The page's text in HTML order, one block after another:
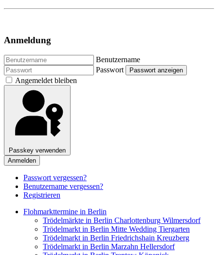
Anmeldung
Benutzername
Passwort
Passwort anzeigen
Angemeldet bleiben
Passkey verwenden
Anmelden
Passwort vergessen?
Benutzername vergessen?
Registrieren
Flohmarkttermine in Berlin
Trödelmärkte in Berlin Charlottenburg Wilmersdorf
Trödelmarkt in Berlin Mitte Wedding Tiergarten
Trödelmarkt in Berlin Friedrichshain Kreuzberg
Trödelmarkt in Berlin Marzahn Hellersdorf